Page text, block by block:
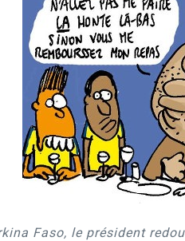
Faso, le président